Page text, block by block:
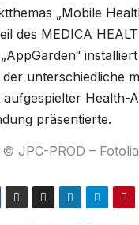
„Mobile
des MEDICA
unterschiedliche
aufgespielter Health-
präsentierte.
JPC-PROD –